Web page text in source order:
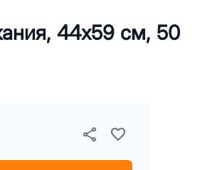
44х59 см, 50